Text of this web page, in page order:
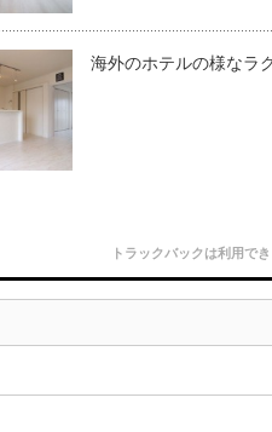
海外のホテルの様なラ
トラックバックは利用でき